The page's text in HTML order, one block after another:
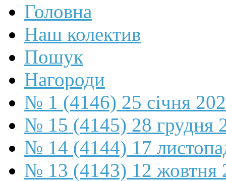
Головна
Наш колектив
Пошук
Нагороди
№ 1 (4146) 25 січня
№ 15 (4145) 28 грудня
№ 14 (4144) 17
№ 13 (4143) 12 жовтня